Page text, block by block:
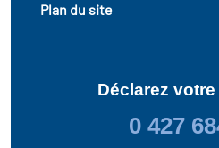
Plan du site
Déclarez
0 427